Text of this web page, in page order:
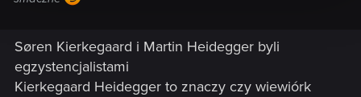
Søren Kierkegaard i Martin Heidegger byli
egzystencjalistami
Kierkegaard Heidegger to znaczy czy wiewiórk